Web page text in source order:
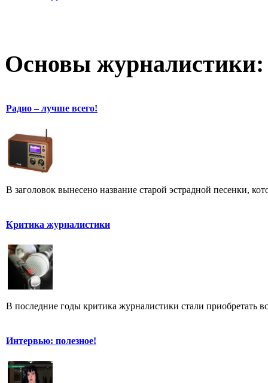
Основы журналистики:
Радио – лучше всего!
В заголовок вынесено название старой эстрадной песенки,
Критика журналистики
В последние годы критика журналистики стали приобретать
Интервью: полезное!